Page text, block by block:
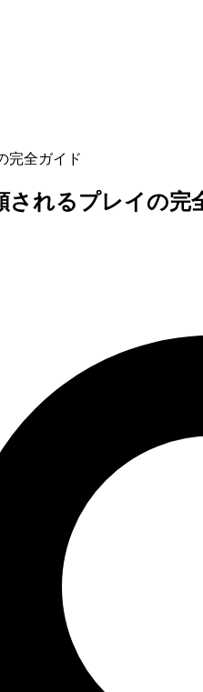
完全ガイド
されるプレイの完